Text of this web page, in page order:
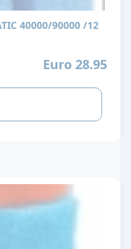
40000/90000 /12
Euro 28.95